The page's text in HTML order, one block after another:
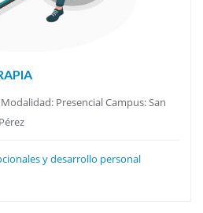
Presencial Campus: San
y desarrollo personal